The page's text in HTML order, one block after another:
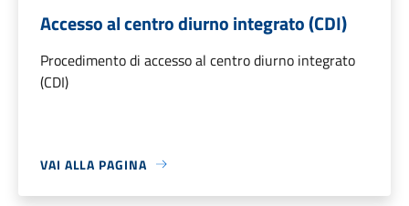
Accesso al centro diurno integrato (CDI)
Procedimento di accesso al centro diurno integrato
(CDI)
VAI ALLA PAGINA